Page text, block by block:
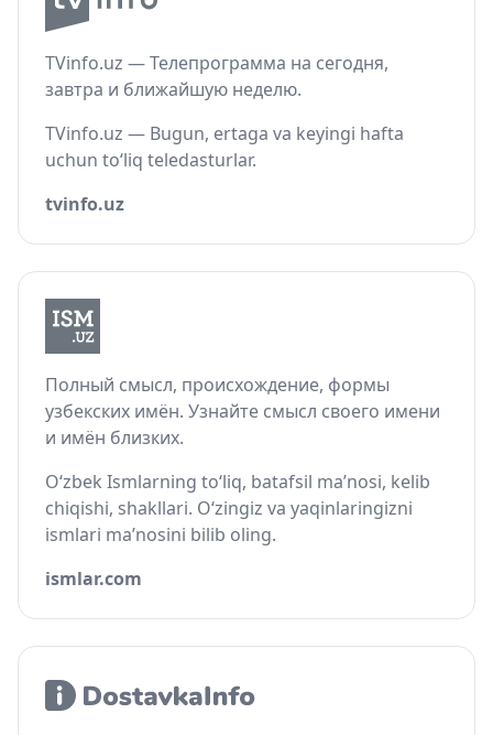
TVinfo.uz — Телепрограмма на сегодня,
завтра и ближайшую неделю.
TVinfo.uz — Bugun, ertaga va keyingi hafta
uchun to‘liq teledasturlar.
tvinfo.uz
Полный смысл, происхождение, формы
узбекских имён. Узнайте смысл своего имени
и имён близких.
O‘zbek Ismlarning to‘liq, batafsil ma’nosi, kelib
chiqishi, shakllari. O‘zingiz va yaqinlaringizni
ismlari ma’nosini bilib oling.
ismlar.com